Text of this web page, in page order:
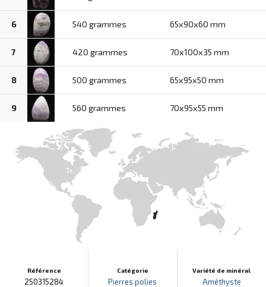
6 540 grammes 65x90x60 mm
7 420 grammes 70x100x35 mm
8 500 grammes 65x95x50 mm
9 560 grammes 70x95x55 mm
Référence
250315284
Catégorie
Pierres polies
Variété de minéral
Améthyste